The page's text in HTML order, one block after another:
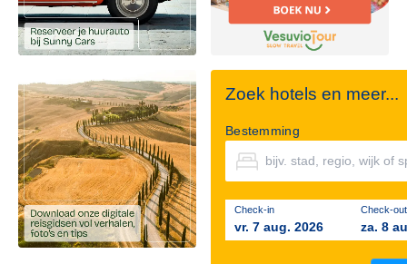
Zoek hotels en meer...
Bestemming
Check-in
vr. 7 aug. 2026
Check-out
za. 8